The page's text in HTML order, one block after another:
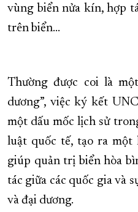
vùng biển nửa kín, hợp
trên biển...
Thường được coi là
dương”, việc ký kết
một dấu mốc lịch sử
luật quốc tế, tạo ra
giúp quản trị biển hòa
tác giữa các quốc gia và
và đại dương.